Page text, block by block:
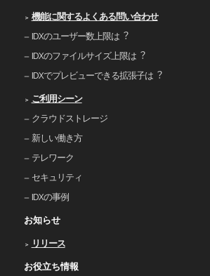
機能に関するよくある問い合わせ
IDXのユーザー数上限は︖
IDXのファイルサイズ上限は︖
IDXでプレビューできる拡張⼦は︖
ご利⽤シーン
クラウドストレージ
新しい働き⽅
テレワーク
セキュリティ
IDXの事例
お知らせ
リリース
お役立ち情報